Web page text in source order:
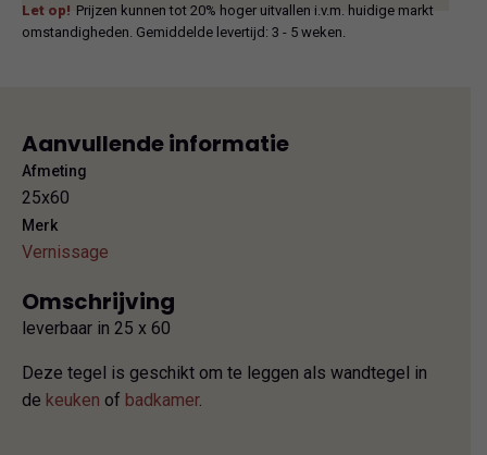
Let op! Prijzen kunnen tot 20% hoger uitvallen i.v.m. huidige markt
omstandigheden. Gemiddelde levertijd: 3 - 5 weken.
Aanvullende informatie
Afmeting
25x60
Merk
Vernissage
Omschrijving
leverbaar in 25 x 60
Deze tegel is geschikt om te leggen als wandtegel in
de keuken of badkamer.